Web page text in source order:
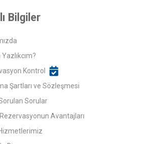
Bilgiler
Kontrol
Şartları ve Sözleşmesi
Sorular
Avantajları